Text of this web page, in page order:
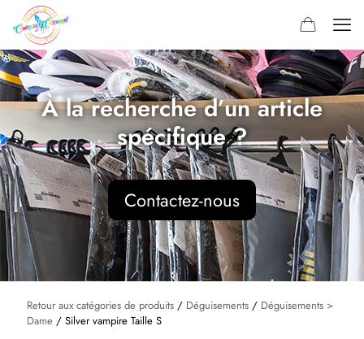
À la recherche d’un article
spécifique ?
Contactez-nous
Retour aux catégories de produits / Déguisements / Déguisements >
Dame / Silver vampire Taille S